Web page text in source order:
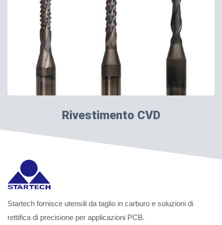
Rivestimento CVD
Startech fornisce utensili da taglio in carburo e soluzioni di
rettifica di precisione per applicazioni PCB.